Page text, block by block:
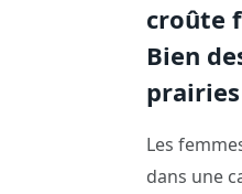
croûte
Bien
Les
dans une